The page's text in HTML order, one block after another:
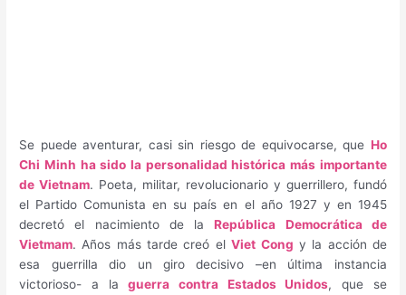
Se puede aventurar, casi sin riesgo de equivocarse, que Ho
Chi Minh ha sido la personalidad histórica más importante
de Vietnam. Poeta, militar, revolucionario y guerrillero, fundó
el Partido Comunista en su país en el año 1927 y en 1945
decretó el nacimiento de laRepública Democrática de
Vietmam. Años más tarde creó elViet Cong y la acción de
esa guerrilla dio un giro decisivo –en última instancia
victorioso- a laguerra contra Estados Unidos, que se